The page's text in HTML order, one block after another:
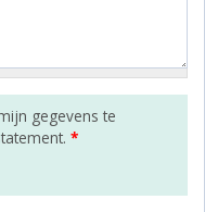
gegevens te
*